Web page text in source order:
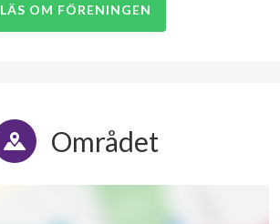
LÄS OM FÖRENINGEN
Området